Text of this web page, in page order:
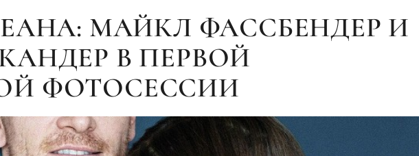
МАЙКЛ ФАССБЕНДЕР И
В ПЕРВОЙ
ФОТОСЕССИИ